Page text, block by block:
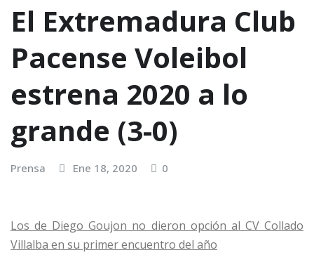
El Extremadura Club
Pacense Voleibol
estrena 2020 a lo
grande (3-0)
Prensa Ene 18, 2020 0
Los de Diego Goujon no dieron opción al CV Collado
Villalba en su primer encuentro del año